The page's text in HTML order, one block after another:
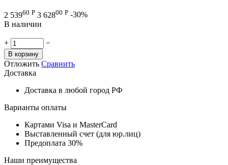
2 53960 Р 3 62800 Р -30%
В наличии
+ −
В корзину
Отложить Сравнить
Доставка
Доставка в любой город РФ
Варианты оплаты
Картами Visa и MasterCard
Выставленный счет (для юр.лиц)
Предоплата 30%
Наши преимущества